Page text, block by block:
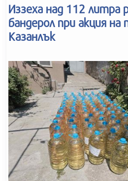
Иззеха над 112 литра
бандерол при акция на
Казанлък